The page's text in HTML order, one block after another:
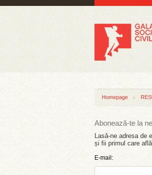
Homepage
Abonează-te la
Lasă-ne adresa de
și fii primul care
E-mail: